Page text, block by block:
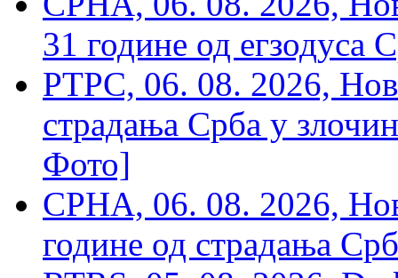
31 године од егзодуса
РТРС, 06. 08. 2026,
страдања Срба у
Фото]
СРНА, 06. 08. 2026,
године од страдања